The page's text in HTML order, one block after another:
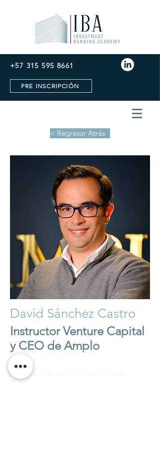
+57 315 595 8661
PRE INSCRIPCIÓN
< Regresar Atrás
David Sánchez Castro
Instructor Venture Capital
y CEO de Amplo
Política de tratamiento de datos personales